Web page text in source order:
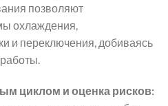
позволяют
охлаждения,
и переключения, добиваясь
циклом и оценка рисков: